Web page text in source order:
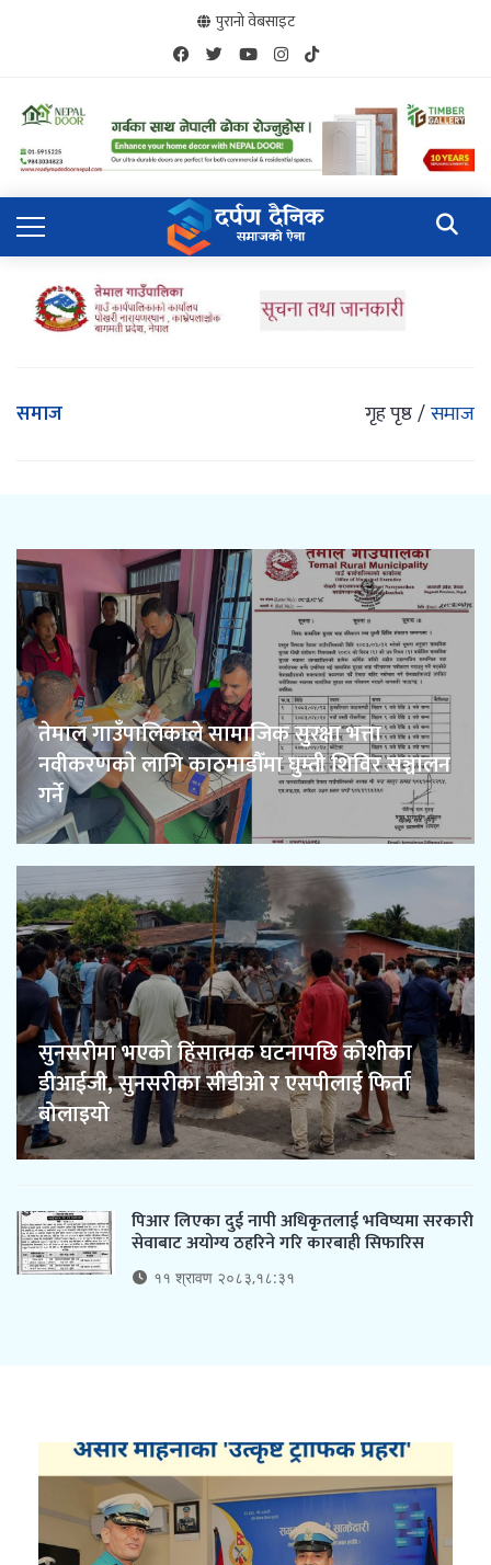
पुरानो वेबसाइट
समाज गृह पृष्ठ समाज
तेमाल गाउँपालिकाले सामाजिक सुरक्षा भत्ता
नवीकरणकाे लागि काठमाडौँमा घुम्ती शिविर सञ्चालन
गर्ने
सुनसरीमा भएको हिंसात्मक घटनापछि कोशीका
डीआईजी, सुनसरीका सीडीओ र एसपीलाई फिर्ता
बोलाइयो
पिआर लिएका दुई नापी अधिकृतलाई भविष्यमा सरकारी
सेवाबाट अयोग्य ठहरिने गरि कारबाही सिफारिस
११ श्रावण २०८३,१८:३१